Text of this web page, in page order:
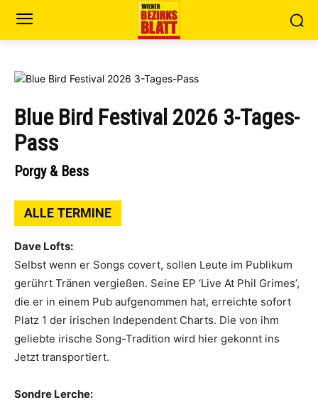
Blue Bird Festival 2026 3-Tages-
Pass
Porgy & Bess
ALLE TERMINE
Dave Lofts:
Selbst wenn er Songs covert, sollen Leute im Publikum
gerührt Tränen vergießen. Seine EP ‘Live At Phil Grimes’,
die er in einem Pub aufgenommen hat, erreichte sofort
Platz 1 der irischen Independent Charts. Die von ihm
geliebte irische Song-Tradition wird hier gekonnt ins
Jetzt transportiert.
Sondre Lerche: